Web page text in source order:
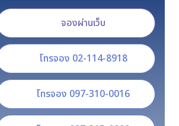
จองผ่านเว็บ
โทรจอง 02-114-8918
โทรจอง 097-310-0016